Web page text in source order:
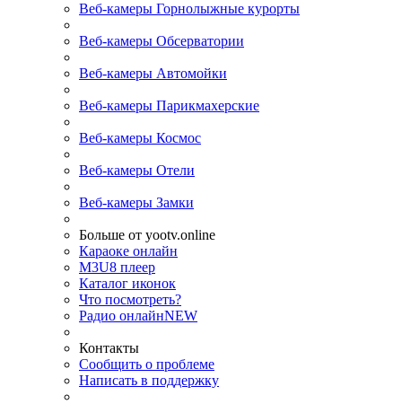
Веб-камеры Горнолыжные курорты
Веб-камеры Обсерватории
Веб-камеры Автомойки
Веб-камеры Парикмахерские
Веб-камеры Космос
Веб-камеры Отели
Веб-камеры Замки
Больше от yootv.online
Караоке онлайн
M3U8 плеер
Каталог иконок
Что посмотреть?
Радио онлайнNEW
Контакты
Сообщить о проблеме
Написать в поддержку